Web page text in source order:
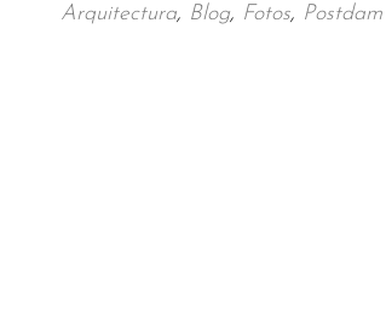
Arquitectura, Blog, Fotos, Postdam